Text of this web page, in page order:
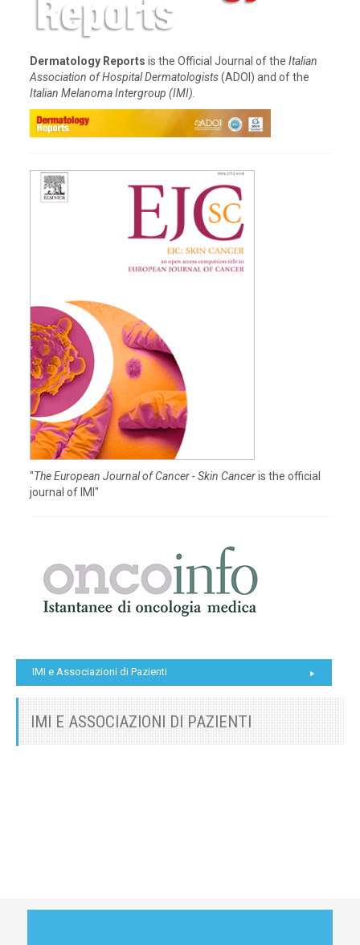
Dermatology Reports is the Official Journal of the Italian
Association of Hospital Dermatologists(ADOI) and of the
Italian Melanoma Intergroup (IMI).
"The European Journal of Cancer - Skin Canceris the official
journal of IMI"
IMI e Associazioni di Pazienti
IMI E ASSOCIAZIONI DI PAZIENTI